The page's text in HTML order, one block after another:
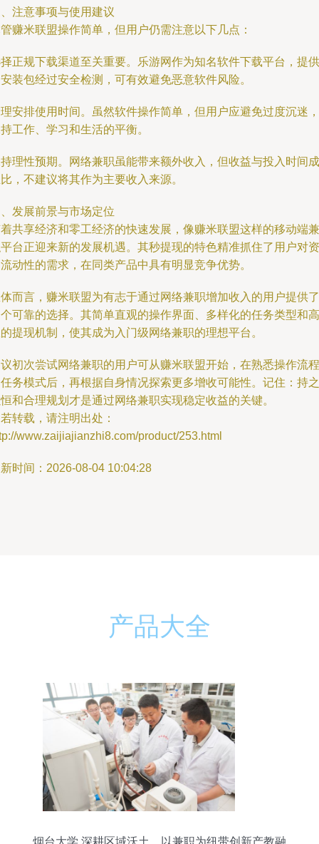
注意事项与使用建议
赚米联盟操作简单，但用户仍需注意以下几点：
正规下载渠道至关重要。乐游网作为知名软件下载平台，提供
装包经过安全检测，可有效避免恶意软件风险。
安排使用时间。虽然软件操作简单，但用户应避免过度沉迷，
工作、学习和生活的平衡。
理性预期。网络兼职虽能带来额外收入，但收益与投入时间成
，不建议将其作为主要收入来源。
发展前景与市场定位
共享经济和零工经济的快速发展，像赚米联盟这样的移动端兼
台正迎来新的发展机遇。其秒提现的特色精准抓住了用户对资
动性的需求，在同类产品中具有明显竞争优势。
而言，赚米联盟为有志于通过网络兼职增加收入的用户提供了
可靠的选择。其简单直观的操作界面、多样化的任务类型和高
提现机制，使其成为入门级网络兼职的理想平台。
初次尝试网络兼职的用户可从赚米联盟开始，在熟悉操作流程
务模式后，再根据自身情况探索更多增收可能性。记住：持之
和合理规划才是通过网络兼职实现稳定收益的关键。
转载，请注明出处：
www.zaijiajianzhi8.com/product/253.html
时间：2026-08-04 10:04:28
产品大全
烟台大学 深耕区域沃土，以兼职为纽带创新产教融